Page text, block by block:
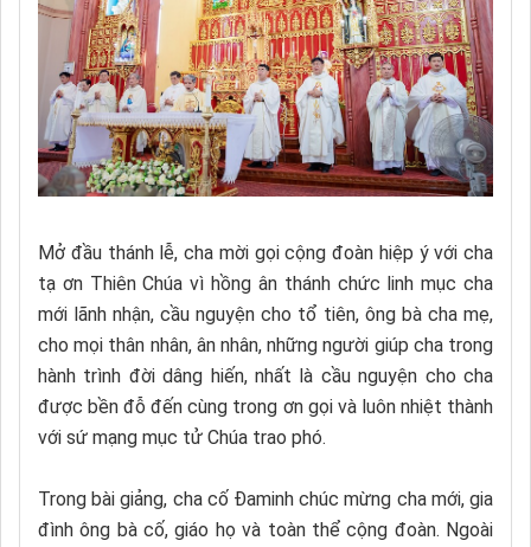
Mở đầu thánh lễ, cha mời gọi cộng đoàn hiệp ý với cha
tạ ơn Thiên Chúa vì hồng ân thánh chức linh mục cha
mới lãnh nhận, cầu nguyện cho tổ tiên, ông bà cha mẹ,
cho mọi thân nhân, ân nhân, những người giúp cha trong
hành trình đời dâng hiến, nhất là cầu nguyện cho cha
được bền đỗ đến cùng trong ơn gọi và luôn nhiệt thành
với sứ mạng mục tử Chúa trao phó.
Trong bài giảng, cha cố Đaminh chúc mừng cha mới, gia
đình ông bà cố, giáo họ và toàn thể cộng đoàn. Ngoài